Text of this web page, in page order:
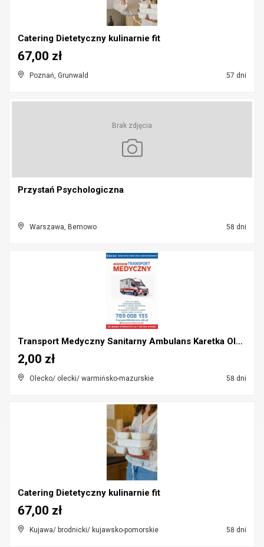
Catering Dietetyczny kulinarnie fit
Poznań, Grunwald 57 dni
67,00 zł
Brak zdjęcia
Przystań Psychologiczna
Warszawa, Bemowo 58 dni
Transport Medyczny Sanitarny Ambulans Karetka Olec...
Olecko/ olecki/ warmińsko-mazurskie 58 dni
2,00 zł
Catering Dietetyczny kulinarnie fit
Kujawa/ brodnicki/ kujawsko-pomorskie 58 dni
67,00 zł